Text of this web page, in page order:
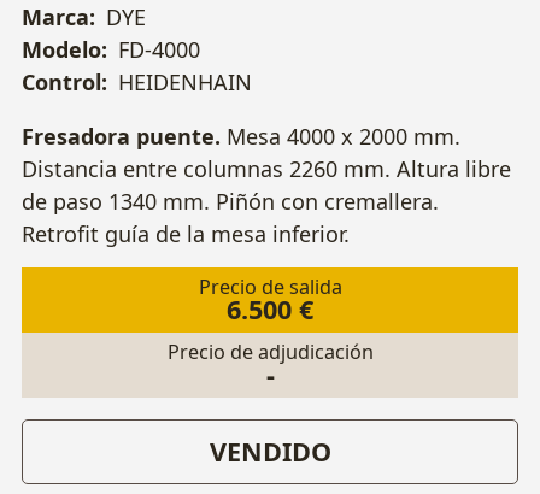
Marca: DYE
Modelo: FD-4000
Control: HEIDENHAIN
Fresadora puente. Mesa 4000 x 2000 mm.
Distancia entre columnas 2260 mm. Altura libre
de paso 1340 mm. Piñón con cremallera.
Retrofit guía de la mesa inferior.
Precio de salida
6.500 €
Precio de adjudicación
-
VENDIDO